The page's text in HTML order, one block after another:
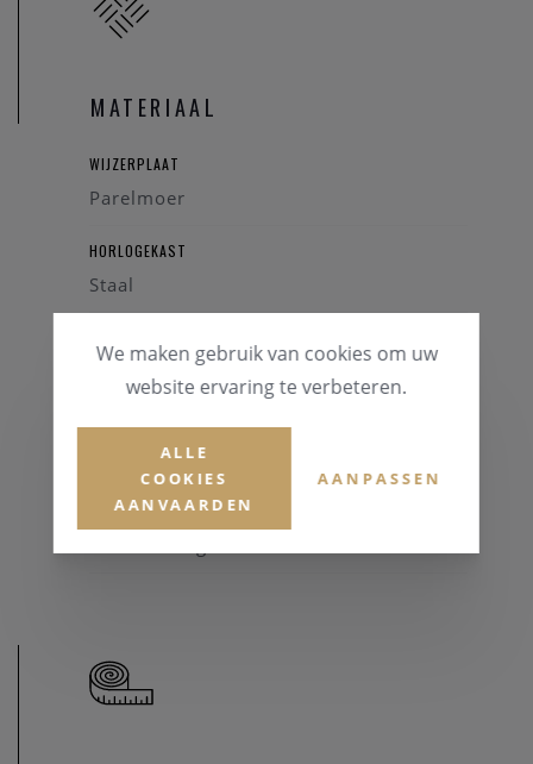
MATERIAAL
WIJZERPLAAT
Parelmoer
HORLOGEKAST
Staal
Mineraalglas
HORLOGEBAND
KLEUR BAND
We maken gebruik van cookies om uw
website ervaring te verbeteren.
ALLE
COOKIES
AANVAARDEN
AANPASSEN